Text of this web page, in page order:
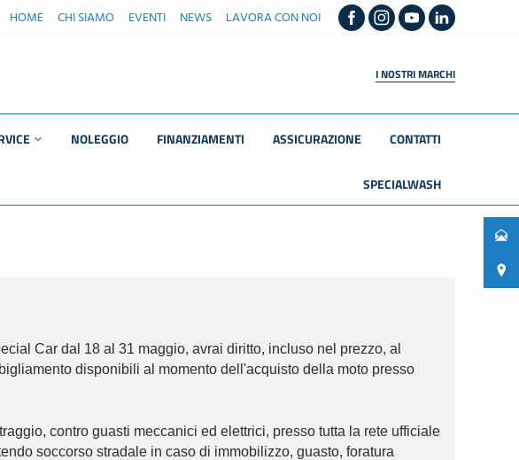
HOME CHI SIAMO EVENTI NEWS LAVORA CON NOI
I NOSTRI MARCHI
NOLEGGIO FINANZIAMENTI ASSICURAZIONE CONTATTI
SPECIALWASH
Car dal 18 al 31 maggio, avrai diritto, incluso nel prezzo, al
disponibili al momento dell'acquisto della moto presso
contro guasti meccanici ed elettrici, presso tutta la rete ufficiale
soccorso stradale in caso di immobilizzo, guasto, foratura